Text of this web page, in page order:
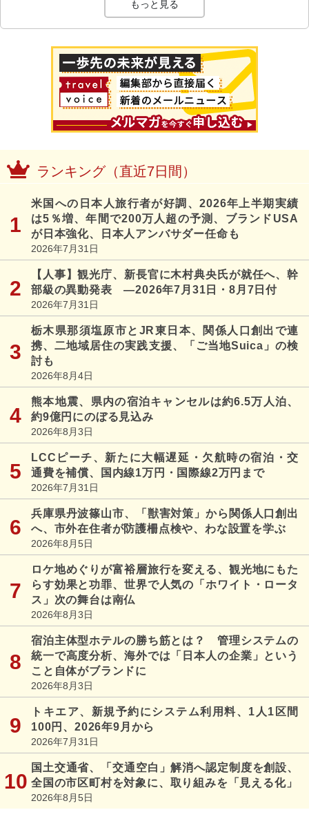
もっと見る
ランキング（直近7日間）
米国への日本人旅行者が好調、2026年上半期実績
は5％増、年間で200万人超の予測、ブランドUSA
が日本強化、日本人アンバサダー任命も
2026年7月31日
【人事】観光庁、新長官に木村典央氏が就任へ、幹
部級の異動発表 ―2026年7月31日・8月7日付
2026年7月31日
栃木県那須塩原市とJR東日本、関係人口創出で連
携、二地域居住の実践支援、「ご当地Suica」の検
討も
2026年8月4日
熊本地震、県内の宿泊キャンセルは約6.5万人泊、
約9億円にのぼる見込み
2026年8月3日
LCCピーチ、新たに大幅遅延・欠航時の宿泊・交
通費を補償、国内線1万円・国際線2万円まで
2026年7月31日
兵庫県丹波篠山市、「獣害対策」から関係人口創出
へ、市外在住者が防護柵点検や、わな設置を学ぶ
2026年8月5日
ロケ地めぐりが富裕層旅行を変える、観光地にもた
らす効果と功罪、世界で人気の「ホワイト・ロータ
ス」次の舞台は南仏
2026年8月3日
宿泊主体型ホテルの勝ち筋とは？ 管理システムの
統一で高度分析、海外では「日本人の企業」という
こと自体がブランドに
2026年8月3日
トキエア、新規予約にシステム利用料、1人1区間
100円、2026年9月から
2026年7月31日
国土交通省、「交通空白」解消へ認定制度を創設、
全国の市区町村を対象に、取り組みを「見える化」
2026年8月5日